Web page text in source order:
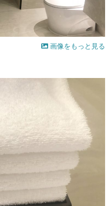
画像をもっと見る